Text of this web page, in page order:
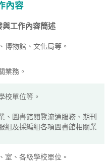
內容
與工作內容簡述
博物館、文化局等。
業務。
校單位等。
、圖書館閱覽流通服務、期刊
組及採編組各項圖書館相關業
室、各級學校單位。